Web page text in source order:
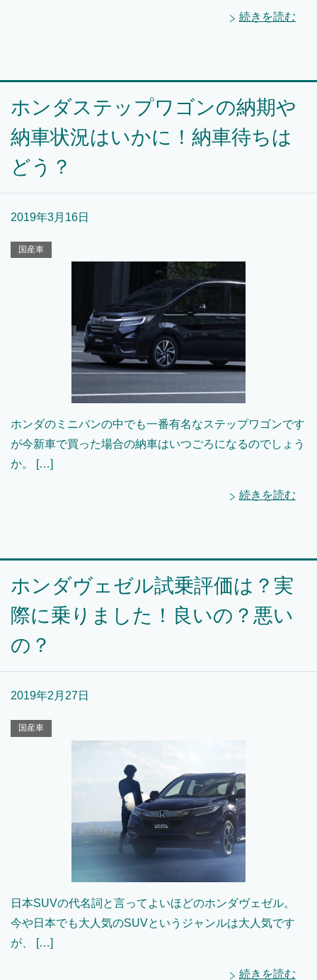
続きを読む
ホンダステップワゴンの納期や
納車状況はいかに！納車待ちは
どう？
2019年3月16日
国産車
ホンダのミニバンの中でも一番有名なステップワゴンです
が今新車で買った場合の納車はいつごろになるのでしょう
か。 […]
続きを読む
ホンダヴェゼル試乗評価は？実
際に乗りました！良いの？悪い
の？
2019年2月27日
国産車
日本SUVの代名詞と言ってよいほどのホンダヴェゼル。
今や日本でも大人気のSUVというジャンルは大人気です
が、 […]
続きを読む